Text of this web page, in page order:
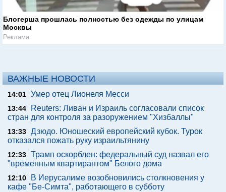
Блогерша прошлась полностью без одежды по улицам
Москвы
Реклама
ВАЖНЫЕ НОВОСТИ
14:01 Умер отец Лионеля Месси
13:44
Reuters: Ливан и Израиль согласовали список
стран для контроля за разоружением "Хизбаллы"
13:33 Дзюдо. Юношеский европейский кубок. Турок
отказался пожать руку израильтянину
12:33 Трамп оскорблен: федеральный суд назвал его
"временным квартирантом" Белого дома
12:10
В Иерусалиме возобновились столкновения у
кафе "Бе-Симта", работающего в субботу